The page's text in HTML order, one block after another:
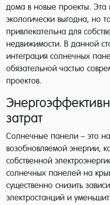
дома в новые проекты. Эта
экологически выгодна, но
привлекательна для
недвижимости. В данной
интеграция солнечных
обязательной частью
проектов.
затрат
Солнечные панели – это
возобновляемой энергии,
собственной
солнечных панелей на
существенно снизить
электростанций и